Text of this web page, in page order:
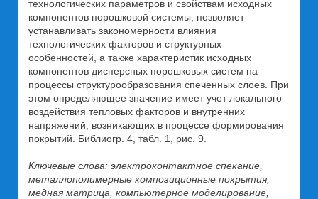
технологических параметров и свойствам исходных
компонентов порошковой системы, позволяет
устанавливать закономерности влияния
технологических факторов и структурных
особенностей, а также характеристик исходных
компонентов дисперсных порошковых систем на
процессы структурообразования спеченных слоев. При
этом определяющее значение имеет учет локального
воздействия тепловых факторов и внутренних
напряжений, возникающих в процессе формирования
покрытий. Библиогр. 4, табл. 1, рис. 9.
Ключевые слова: электроконтактное спекание,
металлополимерные композиционные покрытия,
медная матрица, компьютерное моделирование,